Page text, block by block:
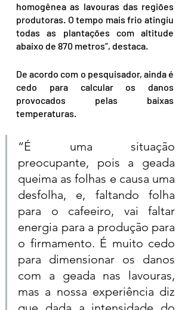
homogênea as lavouras das regiões
produtoras. O tempo mais frio atingiu
todas as plantações com altitude
abaixo de 870 metros”, destaca.
De acordo com o pesquisador, ainda é
cedo para calcular os danos
provocados pelas baixas
temperaturas.
“É uma situação
preocupante, pois a geada
queima as folhas e causa uma
desfolha, e, faltando folha
para o cafeeiro, vai faltar
energia para a produção para
o firmamento. É muito cedo
para dimensionar os danos
com a geada nas lavouras,
mas a nossa experiência diz